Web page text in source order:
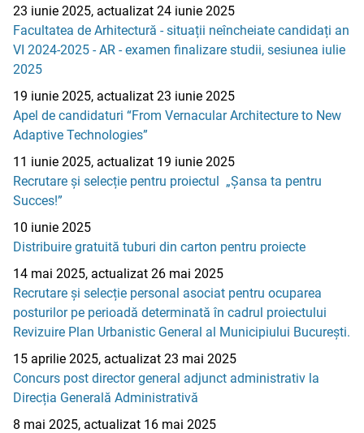
23 iunie 2025, actualizat 24 iunie 2025
Facultatea de Arhitectură - situații neîncheiate candidați an
VI 2024-2025 - AR - examen finalizare studii, sesiunea iulie
2025
19 iunie 2025, actualizat 23 iunie 2025
Apel de candidaturi “From Vernacular Architecture to New
Adaptive Technologies”
11 iunie 2025, actualizat 19 iunie 2025
Recrutare și selecție pentru proiectul „Șansa ta pentru
Succes!”
10 iunie 2025
Distribuire gratuită tuburi din carton pentru proiecte
14 mai 2025, actualizat 26 mai 2025
Recrutare și selecție personal asociat pentru ocuparea
posturilor pe perioadă determinată în cadrul proiectului
Revizuire Plan Urbanistic General al Municipiului București.
15 aprilie 2025, actualizat 23 mai 2025
Concurs post director general adjunct administrativ la
Direcția Generală Administrativă
8 mai 2025, actualizat 16 mai 2025